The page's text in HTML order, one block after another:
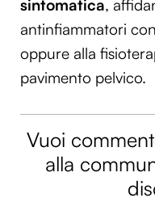
annunci, per fornire
analizzare il nostro
informazioni sul modo
pubblicità e social
con altre informazioni
raccolto dal tuo utilizzo
sintomatica,
antinfiammatori
oppure alla
pavimento pelvico.
Vuoi
alla